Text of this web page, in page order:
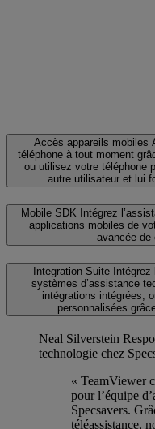
Accès appareils mobiles
téléphone à tout moment
ou utilisez votre téléphone
autre utilisateur et lui
Mobile SDK
Intégrez
applications mobiles de
avancée de
Integration Suite
systèmes d’assistance
intégrations intégrées,
personnalisées
Neal Silverstein
technologie chez
« TeamViewer
pour l’équipe
Specsavers.
téléassistance,